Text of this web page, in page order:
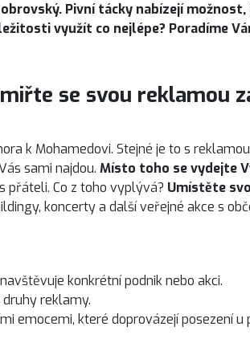
Pivní tácky nabízejí
využít co nejlépe? Poradíme
se svou reklamou
k Mohamedovi. Stejné je to s
sami najdou. Místo toho se vydejte
přáteli. Co z toho vyplývá? Umístěte
koncerty a další veřejné akce s
konkrétní podnik nebo akci.
druhy reklamy.
emocemi, které doprovázejí posezení u